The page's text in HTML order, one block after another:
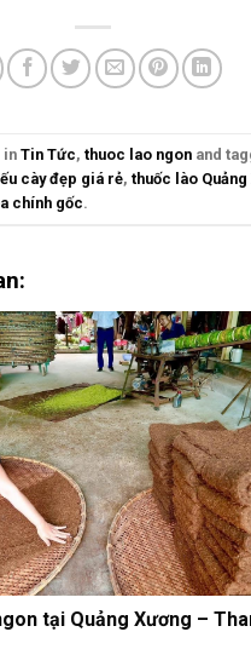
in Tin Tức, thuoc lao ngon and
cày đẹp giá rẻ, thuốc lào
chính gốc.
tại Quảng Xương –